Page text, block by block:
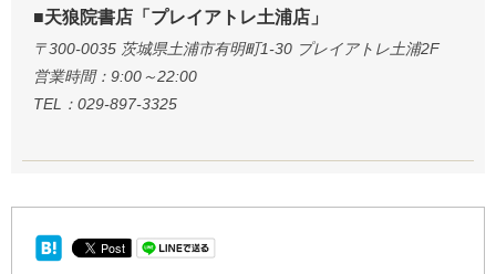
■天狼院書店「プレイアトレ土浦店」
〒300-0035 茨城県土浦市有明町1-30 プレイアトレ土浦2F
営業時間：9:00～22:00
TEL：029-897-3325